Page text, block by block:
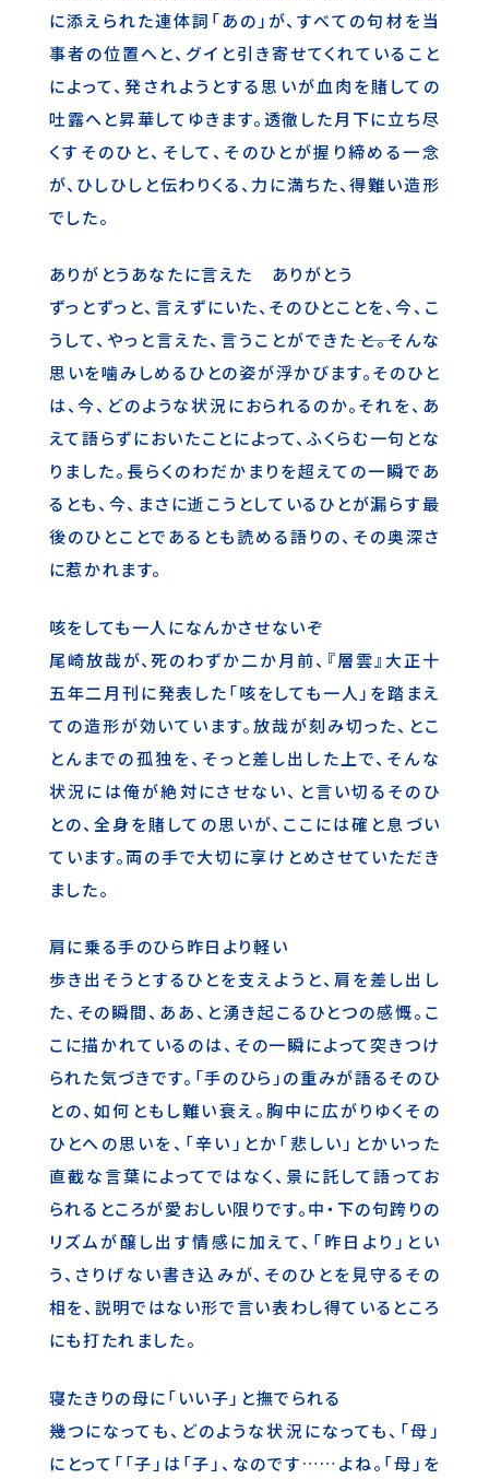
に添えられた連体詞「あの」が、すべての句材を当
事者の位置へと、グイと引き寄せてくれていること
によって、発されようとする思いが血肉を賭しての
吐露へと昇華してゆきます。透徹した月下に立ち尽
くすそのひと、そして、そのひとが握り締める一念
が、ひしひしと伝わりくる、力に満ちた、得難い造形
でした。
ありがとうあなたに言えた ありがとう
ずっとずっと、言えずにいた、そのひとことを、今、こ
うして、やっと言えた、言うことができた――と。そんな
思いを噛みしめるひとの姿が浮かびます。そのひと
は、今、どのような状況におられるのか。それを、あ
えて語らずにおいたことによって、ふくらむ一句とな
りました。長らくのわだかまりを超えての一瞬であ
るとも、今、まさに逝こうとしているひとが漏らす最
後のひとことであるとも読める語りの、その奥深さ
に惹かれます。
咳をしても一人になんかさせないぞ
尾崎放哉が、死のわずか二か月前、『層雲』大正十
五年二月刊に発表した「咳をしても一人」を踏まえ
ての造形が効いています。放哉が刻み切った、とこ
とんまでの孤独を、そっと差し出した上で、そんな
状況には俺が絶対にさせない、と言い切るそのひ
との、全身を賭しての思いが、ここには確と息づい
ています。両の手で大切に享けとめさせていただき
ました。
肩に乗る手のひら昨日より軽い
歩き出そうとするひとを支えようと、肩を差し出し
た、その瞬間、ああ、と湧き起こるひとつの感慨。こ
こに描かれているのは、その一瞬によって突きつけ
られた気づきです。「手のひら」の重みが語るそのひ
との、如何ともし難い衰え。胸中に広がりゆくその
ひとへの思いを、「辛い」とか「悲しい」とかいった
直截な言葉によってではなく、景に託して語ってお
られるところが愛おしい限りです。中・下の句跨りの
リズムが醸し出す情感に加えて、「昨日より」とい
う、さりげない書き込みが、そのひとを見守るその
相を、説明ではない形で言い表わし得ているところ
にも打たれました。
寝たきりの母に「いい子」と撫でられる
幾つになっても、どのような状況になっても、「母」
にとって「「子」は「子」、なのです……よね。「母」を